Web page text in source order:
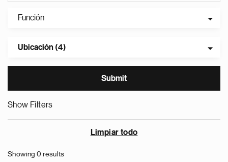
Función
Ubicación (4)
Show Filters
Limpiar todo
Showing 0 results